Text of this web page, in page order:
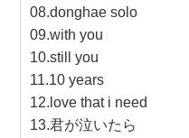
08.donghae solo
09.with you
10.still you
11.10 years
12.love that i need
13.君が泣いたら